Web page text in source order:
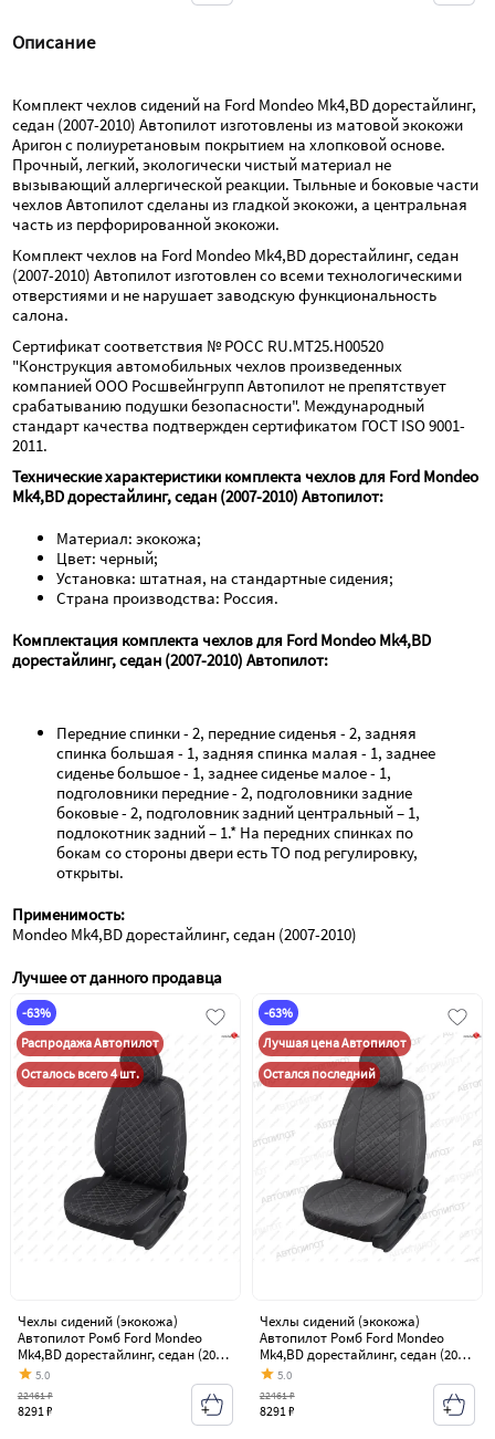
Описание
Комплект чехлов сидений на Ford Mondeo Mk4,BD дорестайлинг,
седан (2007-2010) Автопилот изготовлены из матовой экокожи
Аригон с полиуретановым покрытием на хлопковой основе.
Прочный, легкий, экологически чистый материал не
вызывающий аллергической реакции. Тыльные и боковые части
чехлов Автопилот сделаны из гладкой экокожи, а центральная
часть из перфорированной экокожи.
Комплект чехлов на Ford Mondeo Mk4,BD дорестайлинг, седан
(2007-2010) Автопилот изготовлен со всеми технологическими
отверстиями и не нарушает заводскую функциональность
салона.
Сертификат соответствия № РОСС RU.МТ25.Н00520
"Конструкция автомобильных чехлов произведенных
компанией ООО Росшвейнгрупп Автопилот не препятствует
срабатыванию подушки безопасности". Международный
стандарт качества подтвержден сертификатом ГОСТ ISO 9001-
2011.
Технические характеристики комплекта чехлов для Ford Mondeo
Mk4,BD дорестайлинг, седан (2007-2010) Автопилот:
Материал: экокожа;
Цвет: черный;
Установка: штатная, на стандартные сидения;
Страна производства: Россия.
Комплектация комплекта чехлов для Ford Mondeo Mk4,BD
дорестайлинг, седан (2007-2010) Автопилот:
Передние спинки - 2, передние сиденья - 2, задняя
спинка большая - 1, задняя спинка малая - 1, заднее
сиденье большое - 1, заднее сиденье малое - 1,
подголовники передние - 2, подголовники задние
боковые - 2, подголовник задний центральный – 1,
подлокотник задний – 1.* На передних спинках по
бокам со стороны двери есть ТО под регулировку,
открыты.
Применимость:
Mondeo Mk4,BD дорестайлинг, седан (2007-2010)
Лучшее от данного продавца
-63%
Распродажа Автопилот
Осталось всего 4 шт.
Чехлы сидений (экокожа)
Автопилот Ромб Ford Mondeo
Mk4,BD дорестайлинг, седан (2007-
2010)
5.0
8291 ₽
22461 ₽
-63%
Лучшая цена Автопилот
Остался последний
Чехлы сидений (экокожа)
Автопилот Ромб Ford Mondeo
Mk4,BD дорестайлинг, седан (2007-
2010)
5.0
8291 ₽
22461 ₽